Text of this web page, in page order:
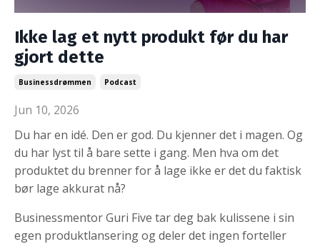
Ikke lag et nytt produkt før du har
gjort dette
Businessdrømmen Podcast
Jun 10, 2026
Du har en idé. Den er god. Du kjenner det i magen. Og
du har lyst til å bare sette i gang. Men hva om det
produktet du brenner for å lage ikke er det du faktisk
bør lage akkurat nå?
Businessmentor Guri Five tar deg bak kulissene i sin
egen produktlansering og deler det ingen forteller